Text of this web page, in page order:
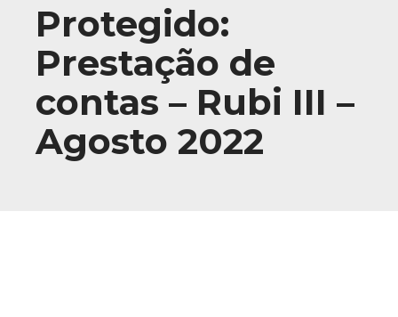
Protegido:
Prestação de
contas – Rubi III –
Agosto 2022